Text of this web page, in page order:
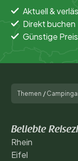
Aktuell &
Direkt buchen
Günstige
Themen /
Beliebte
Rhein
Eifel